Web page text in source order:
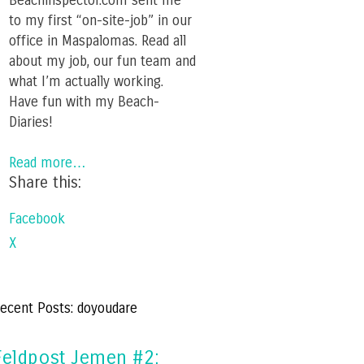
to my first “on-site-job” in our
office in Maspalomas. Read all
about my job, our fun team and
what I’m actually working.
Have fun with my Beach-
Diaries!
Read more…
Share this:
Facebook
X
Posts: doyoudare
Jemen #2: